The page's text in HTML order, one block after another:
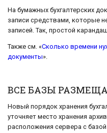
На бумажных бухгалтерских
записи средствами, которые
записей. Так, простой
Также см. «Сколько времени
документы».
ВСЕ БАЗЫ
Новый порядок хранения
уточняет место хранения
расположения сервера с